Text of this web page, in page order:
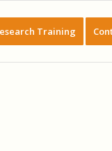
Training